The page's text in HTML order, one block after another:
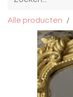
Alle producten